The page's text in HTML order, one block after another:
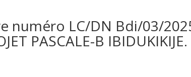
numéro LC/DN Bdi/03/
PASCALE-B IBIDUKIKIJE.